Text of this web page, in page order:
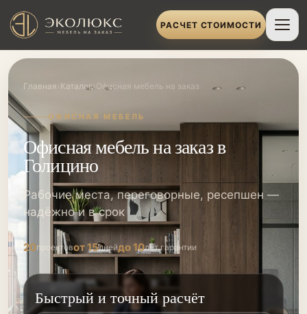
РАСЧЕТ СТОИМОСТИ
Главная Каталог› Офисная мебель на заказ
ОФИСНАЯ МЕБЕЛЬ
Офисная мебель на заказ в
Голицино
Рабочие места, переговорные, ресепшен —
надёжно и в срок
20проектовот 15днейдо 10лет гарантии
Быстрый и точный расчёт